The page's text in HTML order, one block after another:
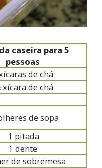
caseira para 5
pessoas
de chá
de chá
de sopa
1 pitada
1 dente
de sobremesa